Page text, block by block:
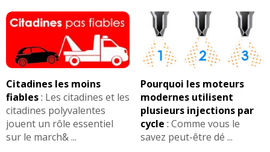
Citadines les moins
fiables: Les citadines et les
citadines polyvalentes
jouent un rôle essentiel
sur le march& ...
Pourquoi les moteurs
modernes utilisent
plusieurs injections par
cycle : Comme vous le
savez peut-être dé ...